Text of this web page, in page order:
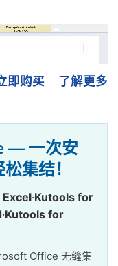
即购买 了解更多
— 一次安
集结！
·Kutools for
·Kutools for
Office 无缝集